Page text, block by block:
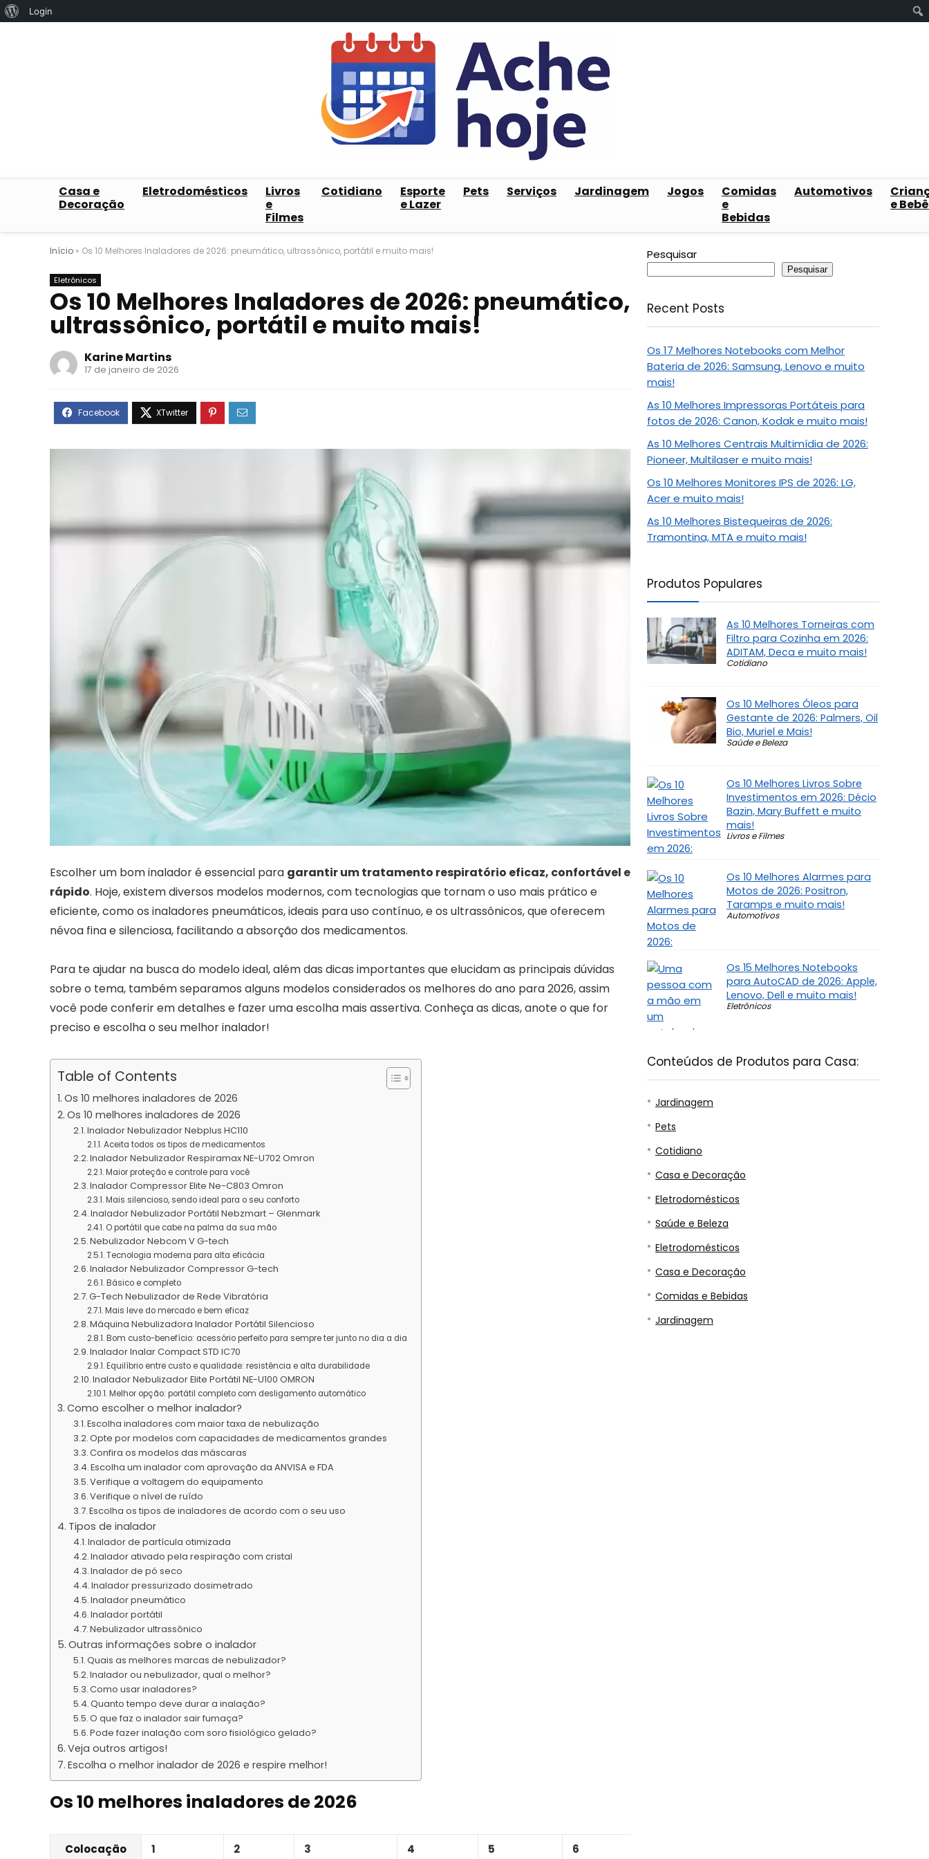
Sobre
Login
Casa e
Decoração
Eletrodomésticos
Livros
e
Filmes
Cotidiano
Esporte
e Lazer
Pets Serviços Jardinagem Jogos
Comidas
e
Bebidas
Automotivos
e
Início » Os 10 Melhores Inaladores de 2026: pneumático, ultrassônico, portátil e muito mais!
Eletrônicos
Os 10 Melhores Inaladores de 2026: pneumático,
ultrassônico, portátil e muito mais!
Karine Martins
17 de janeiro de 2026
Escolher um bom inalador é essencial para garantir um tratamento respiratório eficaz, confortável e
rápido. Hoje, existem diversos modelos modernos, com tecnologias que tornam o uso mais prático e
eficiente, como os inaladores pneumáticos, ideais para uso contínuo, e os ultrassônicos, que oferecem
névoa fina e silenciosa, facilitando a absorção dos medicamentos.
Para te ajudar na busca do modelo ideal, além das dicas importantes que elucidam as principais dúvidas
sobre o tema, também separamos alguns modelos considerados os melhores do ano para 2026, assim
você pode conferir em detalhes e fazer uma escolha mais assertiva. Conheça as dicas, anote o que for
preciso e escolha o seu melhor inalador!
Table of Contents
Os 10 melhores inaladores de 2026
Os 10 melhores inaladores de 2026
Inalador Nebulizador Nebplus HC110
Aceita todos os tipos de medicamentos
Inalador Nebulizador Respiramax NE-U702 Omron
Maior proteção e controle para você
Inalador Compressor Elite Ne-C803 Omron
Mais silencioso, sendo ideal para o seu conforto
Inalador Nebulizador Portátil Nebzmart – Glenmark
O portátil que cabe na palma da sua mão
Nebulizador Nebcom V G-tech
Tecnologia moderna para alta eficácia
Inalador Nebulizador Compressor G-tech
Básico e completo
G-Tech Nebulizador de Rede Vibratória
Mais leve do mercado e bem eficaz
Máquina Nebulizadora Inalador Portátil Silencioso
Bom custo-benefício: acessório perfeito para sempre ter junto no dia a dia
Inalador Inalar Compact STD IC70
Equilíbrio entre custo e qualidade: resistência e alta durabilidade
Inalador Nebulizador Elite Portátil NE-U100 OMRON
Melhor opção: portátil completo com desligamento automático
Como escolher o melhor inalador?
Escolha inaladores com maior taxa de nebulização
Opte por modelos com capacidades de medicamentos grandes
Confira os modelos das máscaras
Escolha um inalador com aprovação da ANVISA e FDA
Verifique a voltagem do equipamento
Verifique o nível de ruído
Escolha os tipos de inaladores de acordo com o seu uso
Tipos de inalador
Inalador de partícula otimizada
Inalador ativado pela respiração com cristal
Inalador de pó seco
Inalador pressurizado dosimetrado
Inalador pneumático
Inalador portátil
Nebulizador ultrassônico
Outras informações sobre o inalador
Quais as melhores marcas de nebulizador?
Inalador ou nebulizador, qual o melhor?
Como usar inaladores?
Quanto tempo deve durar a inalação?
O que faz o inalador sair fumaça?
Pode fazer inalação com soro fisiológico gelado?
Veja outros artigos!
Escolha o melhor inalador de 2026 e respire melhor!
Os 10 melhores inaladores de 2026
Colocação 1 2 3 4 5 6
Pesquisar
Pesquisar
Recent Posts
Os 17 Melhores Notebooks com Melhor
Bateria de 2026: Samsung, Lenovo e muito
mais!
As 10 Melhores Impressoras Portáteis para
fotos de 2026: Canon, Kodak e muito mais!
As 10 Melhores Centrais Multimídia de 2026:
Pioneer, Multilaser e muito mais!
Os 10 Melhores Monitores IPS de 2026: LG,
Acer e muito mais!
As 10 Melhores Bistequeiras de 2026:
Tramontina, MTA e muito mais!
Produtos Populares
As 10 Melhores Torneiras com
Filtro para Cozinha em 2026:
ADITAM, Deca e muito mais!
Cotidiano
Os 10 Melhores Óleos para
Gestante de 2026: Palmers, Oil
Bio, Muriel e Mais!
Saúde e Beleza
Os 10 Melhores Livros Sobre
Investimentos em 2026: Décio
Bazin, Mary Buffett e muito
mais!
Livros e Filmes
Os 10 Melhores Alarmes para
Motos de 2026: Positron,
Taramps e muito mais!
Automotivos
Os 15 Melhores Notebooks
para AutoCAD de 2026: Apple,
Lenovo, Dell e muito mais!
Eletrônicos
Conteúdos de Produtos para Casa:
Jardinagem
Pets
Cotidiano
Casa e Decoração
Eletrodomésticos
Saúde e Beleza
Eletrodomésticos
Casa e Decoração
Comidas e Bebidas
Jardinagem